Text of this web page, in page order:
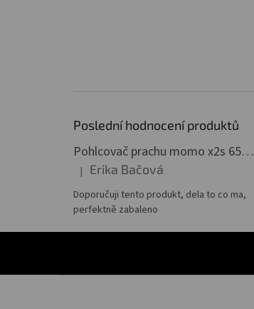
Poslední hodnocení produktů
Pohlcovač prachu momo x2s 65w profesionální bílý
Hodnocení produktu je 5 z 5 hvězdiček.
| Erika Bačová
Doporučuji tento produkt, dela to co ma,
perfektně zabaleno